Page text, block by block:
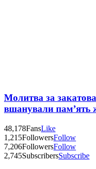
Молитва за
вшанували пам’ять
48,178FansLike
1,215FollowersFollow
7,206FollowersFollow
2,745SubscribersSubscribe